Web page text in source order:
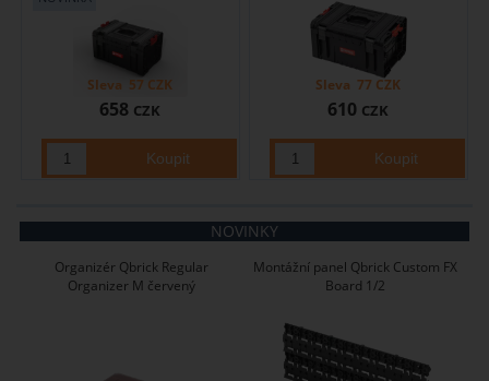
658 CZK
Sleva 57 CZK
610 CZK
Sleva 77 CZK
NOVINKY
Organizér Qbrick Regular
Organizer M červený
Montážní panel Qbrick Custom FX
Board 1/2